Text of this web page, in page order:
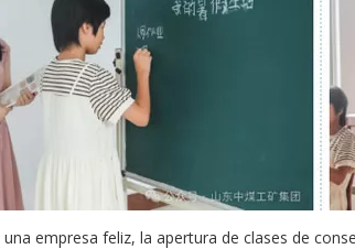
empresa feliz, la apertura de clases de